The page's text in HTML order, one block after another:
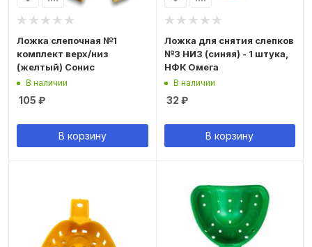
Ложка слепочная №1
комплект верх/низ
(желтый) Сонис
В наличии
105 ₽
В корзину
Ложка для снятия слепков
№3 НИЗ (синяя) - 1 штука,
НФК Омега
В наличии
32 ₽
В корзину